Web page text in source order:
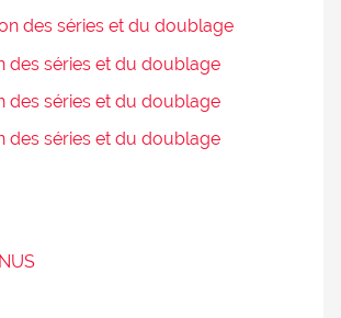
des séries et du doublage
des séries et du doublage
des séries et du doublage
des séries et du doublage